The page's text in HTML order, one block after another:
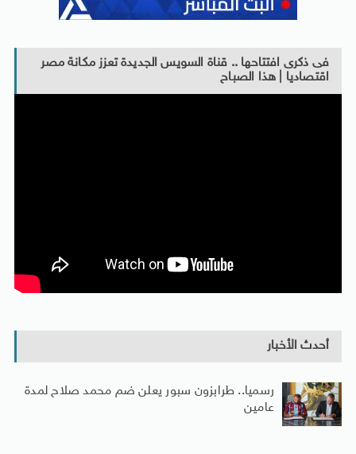
فى ذكرى افتتاحها .. قناة السويس الجديدة تعزز مكانة مصر
اقتصاديا | هذا الصباح
أحدث الأخبار
رسميا.. طرابزون سبور يعلن ضم محمد صلاح لمدة
عامين